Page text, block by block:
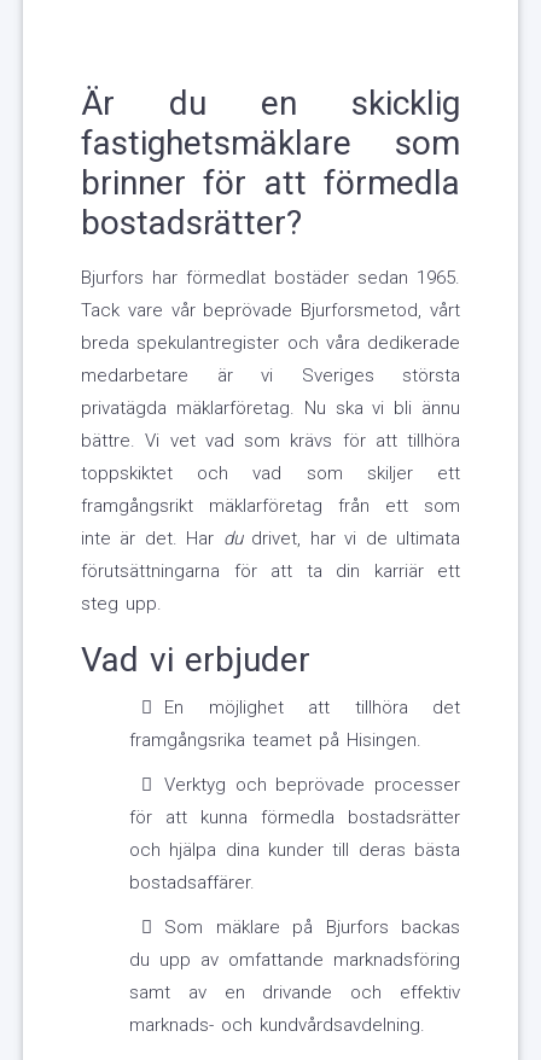
Är du en skicklig
fastighetsmäklare som
brinner för att förmedla
bostadsrätter?
Bjurfors har förmedlat bostäder sedan 1965.
Tack vare vår beprövade Bjurforsmetod, vårt
breda spekulantregister och våra dedikerade
medarbetare är vi Sveriges största
privatägda mäklarföretag. Nu ska vi bli ännu
bättre. Vi vet vad som krävs för att tillhöra
toppskiktet och vad som skiljer ett
framgångsrikt mäklarföretag från ett som
inte är det. Har dudrivet, har vi de ultimata
förutsättningarna för att ta din karriär ett
steg upp.
Vad vi erbjuder
En möjlighet att tillhöra det
framgångsrika teamet på Hisingen.
Verktyg och beprövade processer
för att kunna förmedla bostadsrätter
och hjälpa dina kunder till deras bästa
bostadsaffärer.
Som mäklare på Bjurfors backas
du upp av omfattande marknadsföring
samt av en drivande och effektiv
marknads- och kundvårdsavdelning.